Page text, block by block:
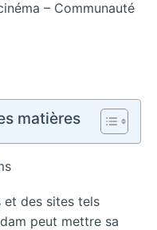
– Communauté
matières
et des sites tels
peut mettre sa